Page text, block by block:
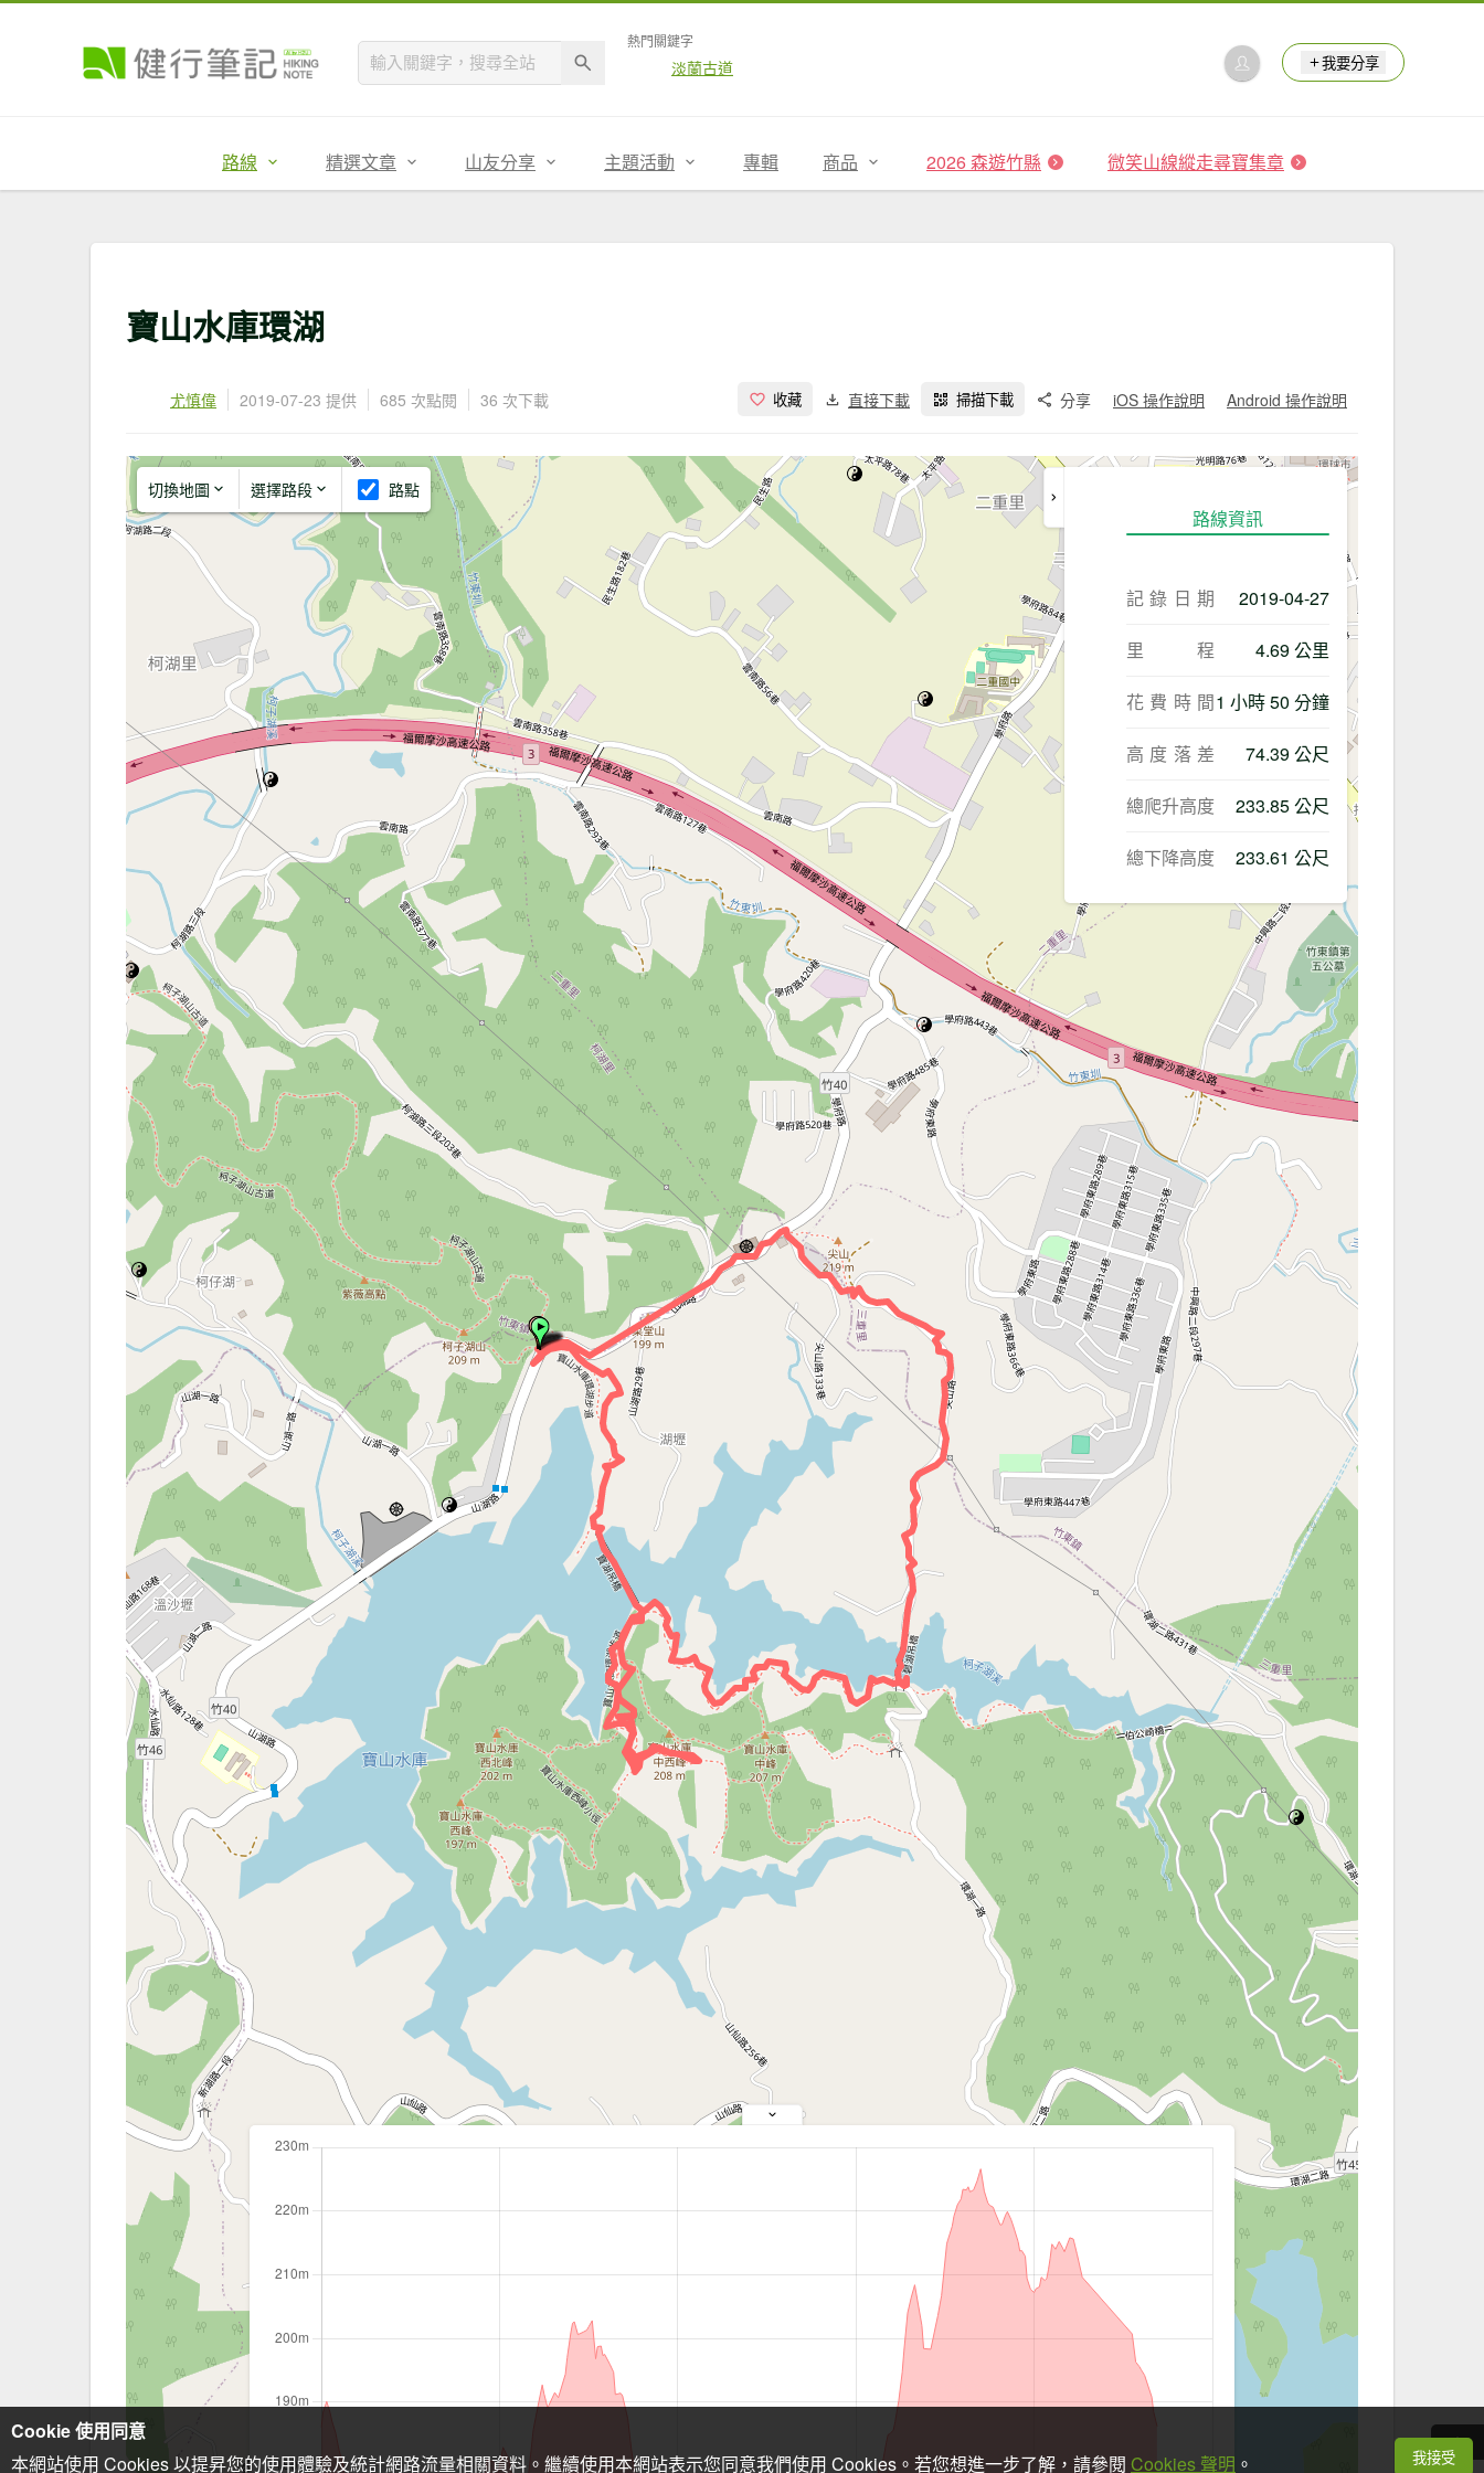
熱門關鍵字
淡蘭古道 我要分享
路線 精選文章 山友分享 主題活動 專輯 商品 2026 森遊竹縣 微笑山線縱走尋寶集章
寶山水庫環湖
尤慎偉 2019-07-23 提供 685 次點閱 36 次下載 收藏 直接下載 掃描下載 分享 iOS 操作說明 Android 操作說明
切換地圖 選擇路段 路點
路線資訊
記錄日期 2019-04-27
里程 4.69 公里
花費時間1 小時 50 分鐘
高度落差 74.39 公尺
總爬升高度 233.85 公尺
總下降高度 233.61 公尺
Cookie 使用同意
本網站使用 Cookies 以提昇您的使用體驗及統計網路流量相關資料。繼續使用本網站表示您同意我們使用 Cookies。若您想進一步了解，請參閱 Cookies 聲明 。 我接受